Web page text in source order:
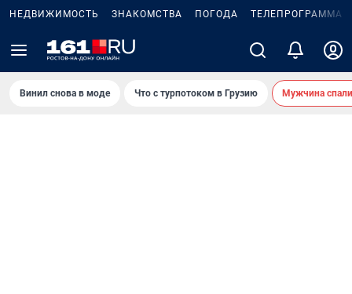
НЕДВИЖИМОСТЬ ЗНАКОМСТВА ПОГОДА ТЕЛЕПРОГРАММА
Винил снова в моде Что с турпотоком в Грузию Мужчина